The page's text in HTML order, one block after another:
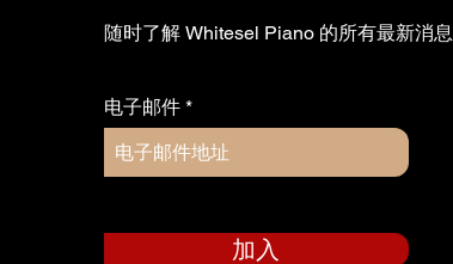
随时了解 Whitesel Piano 的所有最新消息
电子邮件
加入